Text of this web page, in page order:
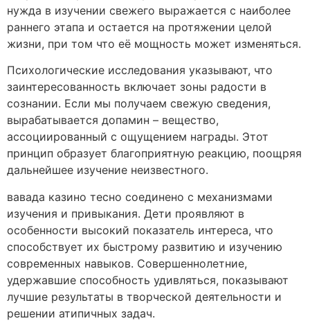
нужда в изучении свежего выражается с наиболее
раннего этапа и остается на протяжении целой
жизни, при том что её мощность может изменяться.
Психологические исследования указывают, что
заинтересованность включает зоны радости в
сознании. Если мы получаем свежую сведения,
вырабатывается допамин – вещество,
ассоциированный с ощущением награды. Этот
принцип образует благоприятную реакцию, поощряя
дальнейшее изучение неизвестного.
вавада казино тесно соединено с механизмами
изучения и привыкания. Дети проявляют в
особенности высокий показатель интереса, что
способствует их быстрому развитию и изучению
современных навыков. Совершеннолетние,
удержавшие способность удивляться, показывают
лучшие результаты в творческой деятельности и
решении атипичных задач.